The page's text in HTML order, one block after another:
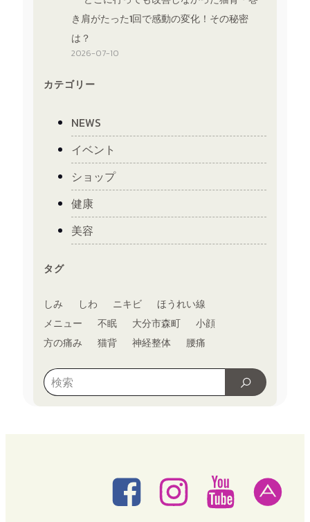
き肩がたった1回で感動の変化！その秘密
は？
2026-07-10
カテゴリー
NEWS
イベント
ショップ
健康
美容
タグ
しみ しわ ニキビ
ほうれい線
メニュー
不眠 大分市森町
小顔
方の痛み
猫背 神経整体 腰痛